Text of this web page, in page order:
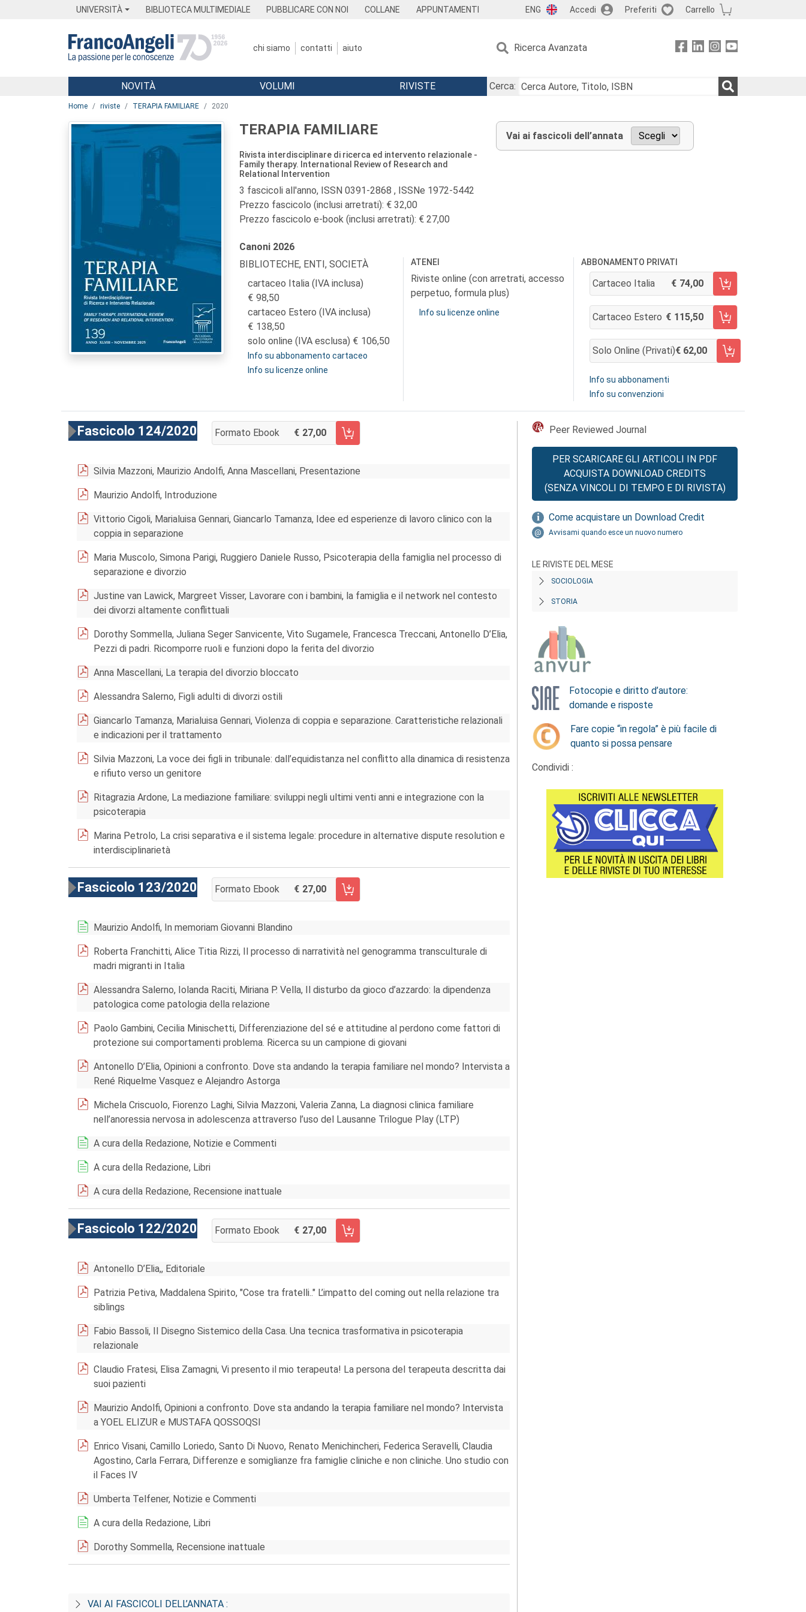
UNIVERSITÀ BIBLIOTECA MULTIMEDIALE PUBBLICARE CON NOI COLLANE APPUNTAMENTI ENG Accedi Preferiti Carrello
chi siamo contatti aiuto Ricerca Avanzata
Menu
NOVITÀ VOLUMI RIVISTE
Cerca:
Home riviste TERAPIA FAMILIARE 2020
TERAPIA FAMILIARE
Rivista interdisciplinare di ricerca ed intervento relazionale -
Family therapy. International Review of Research and
Relational Intervention
3 fascicoli all'anno, ISSN 0391-2868 , ISSNe 1972-5442
Prezzo fascicolo (inclusi arretrati): € 32,00
Prezzo fascicolo e-book (inclusi arretrati): € 27,00
Vai ai fascicoli dell’annata
Canoni 2026
BIBLIOTECHE, ENTI, SOCIETÀ
cartaceo Italia (IVA inclusa)
98,50
cartaceo Estero (IVA inclusa)
138,50
solo online (IVA esclusa)
106,50
Info su abbonamento cartaceo
Info su licenze online
ATENEI
Riviste online (con arretrati, accesso
perpetuo, formula plus)
Info su licenze online
ABBONAMENTO PRIVATI
Cartaceo Italia 74,00
AGGIUNGI AL CARRELLO
Cartaceo Estero 115,50
AGGIUNGI AL CARRELLO
Solo Online (privati) 62,00
AGGIUNGI AL CARRELLO
Info su abbonamenti
Info su convenzioni
Fascicolo 124/2020 Formato Ebook 27,00
AGGIUNGI AL CARRELLO FASCICOLO 124/2020
Silvia Mazzoni, Maurizio Andolfi, Anna Mascellani, Presentazione
Maurizio Andolfi, Introduzione
Vittorio Cigoli, Marialuisa Gennari, Giancarlo Tamanza, Idee ed esperienze di lavoro clinico con la
coppia in separazione
Maria Muscolo, Simona Parigi, Ruggiero Daniele Russo, Psicoterapia della famiglia nel processo di
separazione e divorzio
Justine van Lawick, Margreet Visser, Lavorare con i bambini, la famiglia e il network nel contesto
dei divorzi altamente conflittuali
Dorothy Sommella, Juliana Seger Sanvicente, Vito Sugamele, Francesca Treccani, Antonello D’Elia,
Pezzi di padri. Ricomporre ruoli e funzioni dopo la ferita del divorzio
Anna Mascellani, La terapia del divorzio bloccato
Alessandra Salerno, Figli adulti di divorzi ostili
Giancarlo Tamanza, Marialuisa Gennari, Violenza di coppia e separazione. Caratteristiche relazionali
e indicazioni per il trattamento
Silvia Mazzoni, La voce dei figli in tribunale: dall’equidistanza nel conflitto alla dinamica di resistenza
e rifiuto verso un genitore
Ritagrazia Ardone, La mediazione familiare: sviluppi negli ultimi venti anni e integrazione con la
psicoterapia
Marina Petrolo, La crisi separativa e il sistema legale: procedure in alternative dispute resolution e
interdisciplinarietà
Fascicolo 123/2020 Formato Ebook 27,00
AGGIUNGI AL CARRELLO FASCICOLO 123/2020
Maurizio Andolfi, In memoriam Giovanni Blandino
Roberta Franchitti, Alice Titia Rizzi, Il processo di narratività nel genogramma transculturale di
madri migranti in Italia
Alessandra Salerno, Iolanda Raciti, Miriana P. Vella, Il disturbo da gioco d’azzardo: la dipendenza
patologica come patologia della relazione
Paolo Gambini, Cecilia Minischetti, Differenziazione del sé e attitudine al perdono come fattori di
protezione sui comportamenti problema. Ricerca su un campione di giovani
Antonello D’Elia, Opinioni a confronto. Dove sta andando la terapia familiare nel mondo? Intervista a
René Riquelme Vasquez e Alejandro Astorga
Michela Criscuolo, Fiorenzo Laghi, Silvia Mazzoni, Valeria Zanna, La diagnosi clinica familiare
nell’anoressia nervosa in adolescenza attraverso l’uso del Lausanne Trilogue Play (LTP)
A cura della Redazione, Notizie e Commenti
A cura della Redazione, Libri
A cura della Redazione, Recensione inattuale
Fascicolo 122/2020 Formato Ebook 27,00
AGGIUNGI AL CARRELLO FASCICOLO 122/2020
Antonello D’Elia,, Editoriale
Patrizia Petiva, Maddalena Spirito, "Cose tra fratelli.." L’impatto del coming out nella relazione tra
siblings
Fabio Bassoli, Il Disegno Sistemico della Casa. Una tecnica trasformativa in psicoterapia
relazionale
Claudio Fratesi, Elisa Zamagni, Vi presento il mio terapeuta! La persona del terapeuta descritta dai
suoi pazienti
Maurizio Andolfi, Opinioni a confronto. Dove sta andando la terapia familiare nel mondo? Intervista
a YOEL ELIZUR e MUSTAFA QOSSOQSI
Enrico Visani, Camillo Loriedo, Santo Di Nuovo, Renato Menichincheri, Federica Seravelli, Claudia
Agostino, Carla Ferrara, Differenze e somiglianze fra famiglie cliniche e non cliniche. Uno studio con
il Faces IV
Umberta Telfener, Notizie e Commenti
A cura della Redazione, Libri
Dorothy Sommella, Recensione inattuale
VAI AI FASCICOLI DELL’ANNATA :
Peer Reviewed Journal
PER SCARICARE GLI ARTICOLI IN PDF
ACQUISTA DOWNLOAD CREDITS
(SENZA VINCOLI DI TEMPO E DI RIVISTA)
Come acquistare un Download Credit
Avvisami quando esce un nuovo numero
LE RIVISTE DEL MESE
SOCIOLOGIA
STORIA
Fotocopie e diritto d’autore:
domande e risposte
Fare copie “in regola” è più facile di
quanto si possa pensare
Condividi :